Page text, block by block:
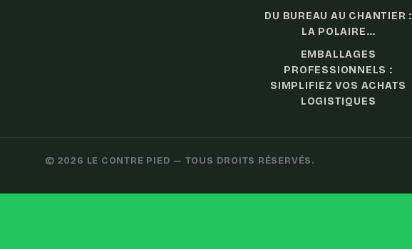
DU BUREAU AU CHANTIER :
LA POLAIRE…
EMBALLAGES
PROFESSIONNELS :
SIMPLIFIEZ VOS ACHATS
LOGISTIQUES
© 2026 LE CONTRE PIED — TOUS DROITS RÉSERVÉS.